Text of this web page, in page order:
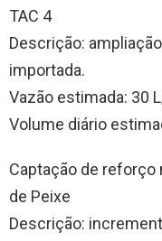
TAC 4
Descrição:
importada.
Vazão estimada: 30
Volume diário
Captação de reforço
de Peixe
Descrição: